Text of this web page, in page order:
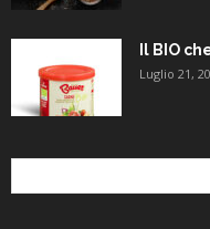
Il BIO
Luglio 21,